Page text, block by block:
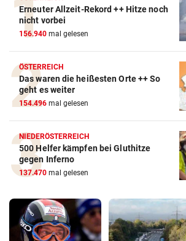
Erneuter Allzeit-Rekord ++ Hitze noch
nicht vorbei
156.940 mal gelesen
ÖSTERREICH
Das waren die heißesten Orte ++ So
geht es weiter
154.496 mal gelesen
NIEDERÖSTERREICH
500 Helfer kämpfen bei Gluthitze
gegen Inferno
137.470 mal gelesen